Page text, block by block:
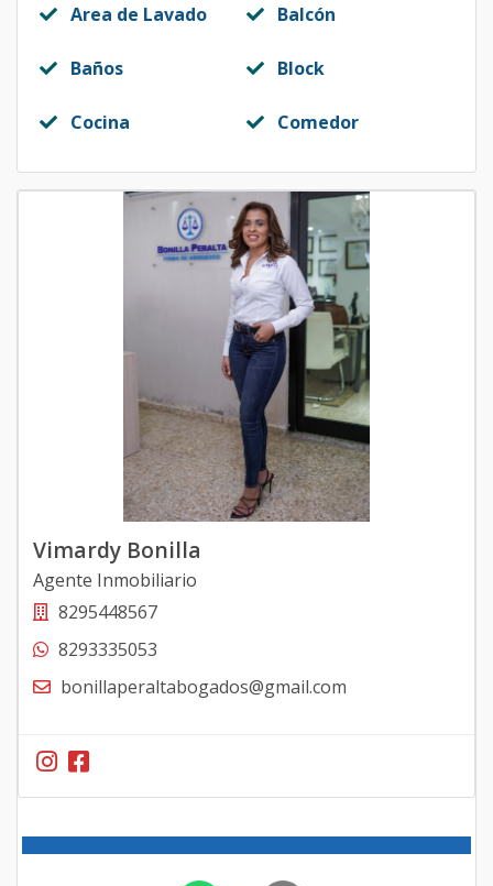
Area de Lavado Balcón
Baños Block
Cocina Comedor
Vimardy Bonilla
Agente Inmobiliario
8295448567
8293335053
bonillaperaltabogados@gmail.com